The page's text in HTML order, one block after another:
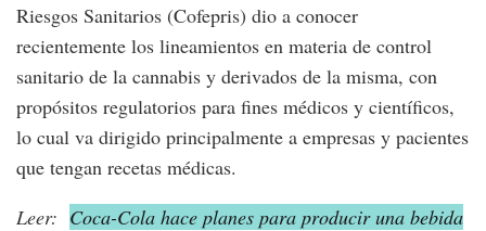
Riesgos Sanitarios (Cofepris) dio a conocer
recientemente los lineamientos en materia de control
sanitario de la cannabis y derivados de la misma, con
propósitos regulatorios para fines médicos y científicos,
lo cual va dirigido principalmente a empresas y pacientes
que tengan recetas médicas.
Leer: Coca-Cola hace planes para producir una bebida